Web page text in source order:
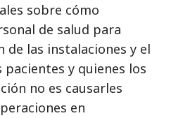
sobre cómo
de salud para
las instalaciones y el
y quienes los
no es causarles
en